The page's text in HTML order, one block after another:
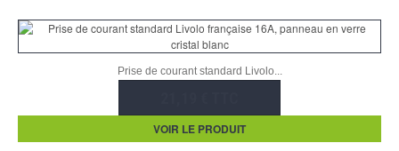
Prise de courant standard Livolo...
VOIR LE PRODUIT